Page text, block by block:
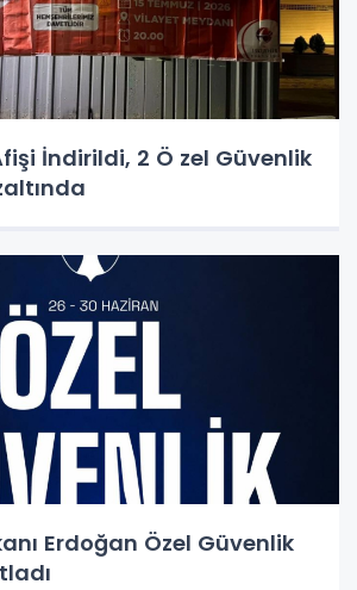
İndirildi, 2 Ö zel Güvenlik
Erdoğan Özel Güvenlik